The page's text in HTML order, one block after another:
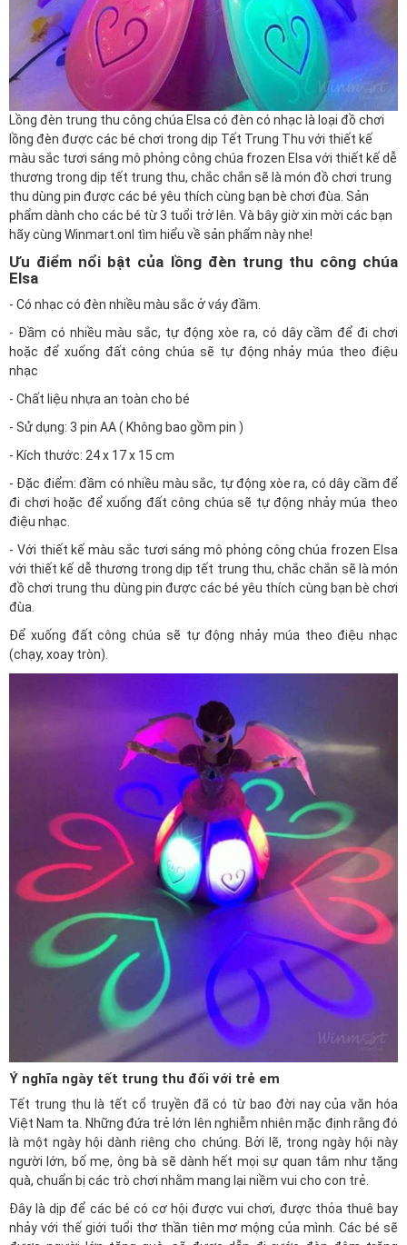
Lồng đèn trung thu công chúa Elsa có đèn có nhạc là loại đồ chơi
lồng đèn được các bé chơi trong dịp Tết Trung Thu với thiết kế
màu sắc tươi sáng mô phỏng công chúa frozen Elsa với thiết kế dễ
thương trong dịp tết trung thu, chắc chắn sẽ là món đồ chơi trung
thu dùng pin được các bé yêu thích cùng bạn bè chơi đùa. Sản
phẩm dành cho các bé từ 3 tuổi trở lên. Và bây giờ xin mời các bạn
hãy cùng Winmart.onl tìm hiểu về sản phẩm này nhe!
Ưu điểm nổi bật của lồng đèn trung thu công chúa
Elsa
- Có nhạc có đèn nhiều màu sắc ở váy đầm.
- Đầm có nhiều màu sắc, tự động xòe ra, có dây cầm để đi chơi
hoặc để xuống đất công chúa sẽ tự động nhảy múa theo điệu
nhạc
- Chất liệu nhựa an toàn cho bé
- Sử dụng: 3 pin AA ( Không bao gồm pin )
- Kích thước: 24 x 17 x 15 cm
- Đặc điểm: đầm có nhiều màu sắc, tự động xòe ra, có dây cầm để
đi chơi hoặc để xuống đất công chúa sẽ tự động nhảy múa theo
điệu nhạc.
- Với thiết kế màu sắc tươi sáng mô phỏng công chúa frozen Elsa
với thiết kế dễ thương trong dịp tết trung thu, chắc chắn sẽ là món
đồ chơi trung thu dùng pin được các bé yêu thích cùng bạn bè chơi
đùa.
Để xuống đất công chúa sẽ tự động nhảy múa theo điệu nhạc
(chạy, xoay tròn).
Ý nghĩa ngày tết trung thu đối với trẻ em
Tết trung thu là tết cổ truyền đã có từ bao đời nay của văn hóa
Việt Nam ta. Những đứa trẻ lớn lên nghiễm nhiên mặc định rằng đó
là một ngày hội dành riêng cho chúng. Bởi lẽ, trong ngày hội này
người lớn, bố mẹ, ông bà sẽ dành hết mọi sự quan tâm như tặng
quà, chuẩn bị các trò chơi nhằm mang lại niềm vui cho con trẻ.
Đây là dịp để các bé có cơ hội được vui chơi, được thỏa thuê bay
nhảy với thế giới tuổi thơ thần tiên mơ mộng của mình. Các bé sẽ